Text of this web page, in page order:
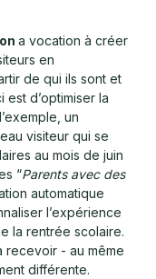
a vocation à créer
en
de qui ils sont et
est d’optimiser la
un
visiteur qui se
au mois de juin
“Parents avec des
automatique
l’expérience
la rentrée scolaire.
recevoir - au même
différente.